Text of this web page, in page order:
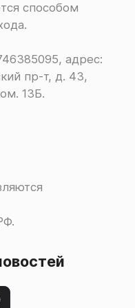
способом
адрес:
пр-т, д. 43,
13Б.